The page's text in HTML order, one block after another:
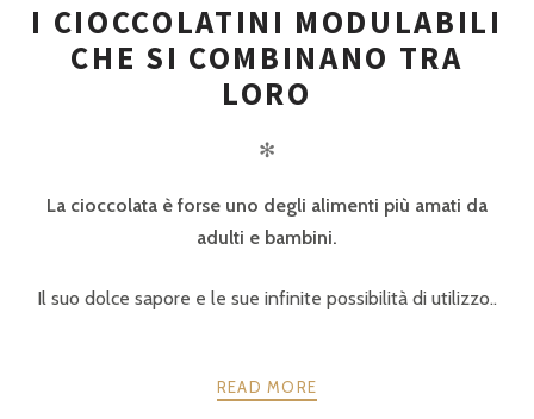
I CIOCCOLATINI MODULABILI
CHE SI COMBINANO TRA
LORO
✻
La cioccolata è forse uno degli alimenti più amati da
adulti e bambini.
Il suo dolce sapore e le sue infinite possibilità di utilizzo..
READ MORE